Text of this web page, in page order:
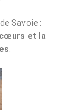
Savoie :
et la